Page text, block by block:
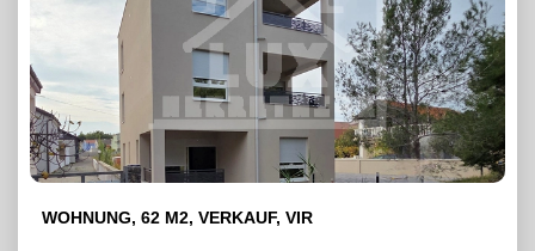
WOHNUNG, 62 M2, VERKAUF, VIR